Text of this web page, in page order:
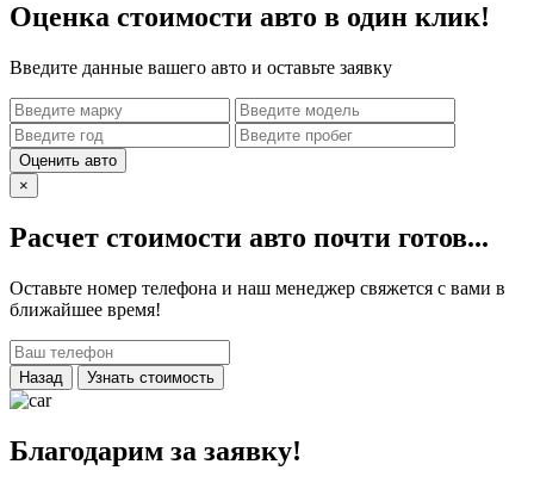
Оценка стоимости авто в один клик!
Введите данные вашего авто и оставьте заявку
Оценить авто
×
Расчет стоимости авто почти готов...
Оставьте номер телефона и наш менеджер свяжется с вами в
ближайшее время!
Назад Узнать стоимость
Благодарим за заявку!